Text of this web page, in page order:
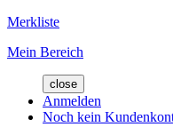
Merkliste
Mein Bereich
close
Anmelden
Noch kein